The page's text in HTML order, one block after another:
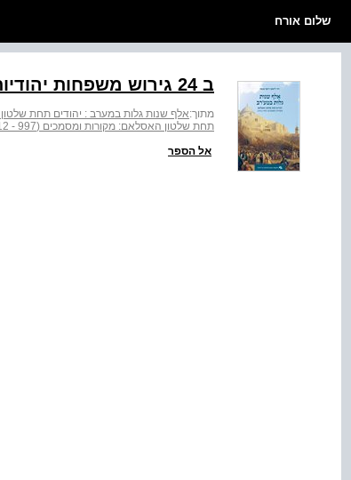
שלום אורח
ב 24 גירוש משפחות יהודיות (אִמַנתַנוּת, 1891)
מתוך:אלף שנות גלות במערב : יהודים תחת שלטון
תחת שלטון האסלאם: מקורות ומסמכים (997 - 1912)
אל הספר